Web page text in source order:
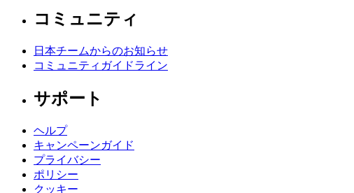
コミュニティ
日本チームからのお知らせ
コミュニティガイドライン
サポート
ヘルプ
キャンペーンガイド
プライバシー
ポリシー
クッキー